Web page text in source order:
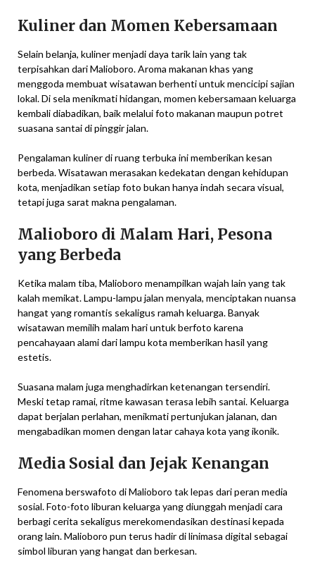
Kuliner dan Momen Kebersamaan
Selain belanja, kuliner menjadi daya tarik lain yang tak
terpisahkan dari Malioboro. Aroma makanan khas yang
menggoda membuat wisatawan berhenti untuk mencicipi sajian
lokal. Di sela menikmati hidangan, momen kebersamaan keluarga
kembali diabadikan, baik melalui foto makanan maupun potret
suasana santai di pinggir jalan.
Pengalaman kuliner di ruang terbuka ini memberikan kesan
berbeda. Wisatawan merasakan kedekatan dengan kehidupan
kota, menjadikan setiap foto bukan hanya indah secara visual,
tetapi juga sarat makna pengalaman.
Malioboro di Malam Hari, Pesona
yang Berbeda
Ketika malam tiba, Malioboro menampilkan wajah lain yang tak
kalah memikat. Lampu-lampu jalan menyala, menciptakan nuansa
hangat yang romantis sekaligus ramah keluarga. Banyak
wisatawan memilih malam hari untuk berfoto karena
pencahayaan alami dari lampu kota memberikan hasil yang
estetis.
Suasana malam juga menghadirkan ketenangan tersendiri.
Meski tetap ramai, ritme kawasan terasa lebih santai. Keluarga
dapat berjalan perlahan, menikmati pertunjukan jalanan, dan
mengabadikan momen dengan latar cahaya kota yang ikonik.
Media Sosial dan Jejak Kenangan
Fenomena berswafoto di Malioboro tak lepas dari peran media
sosial. Foto-foto liburan keluarga yang diunggah menjadi cara
berbagi cerita sekaligus merekomendasikan destinasi kepada
orang lain. Malioboro pun terus hadir di linimasa digital sebagai
simbol liburan yang hangat dan berkesan.